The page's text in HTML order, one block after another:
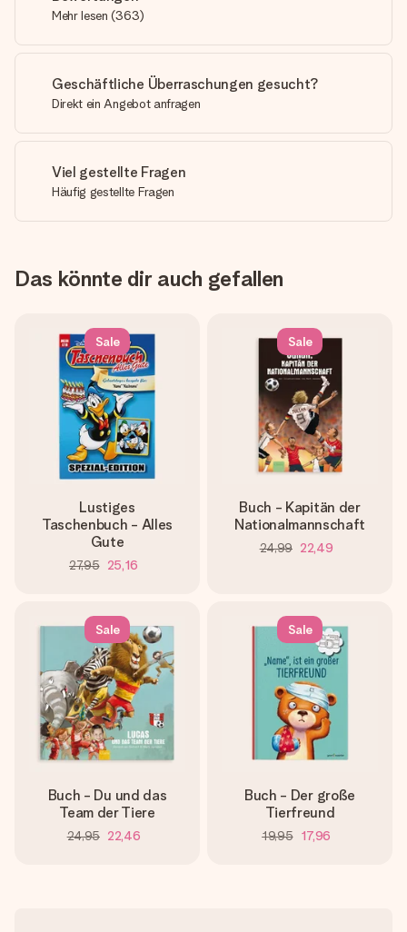
Mehr lesen (363)
Geschäftliche Überraschungen gesucht?
Direkt ein Angebot anfragen
Viel gestellte Fragen
Häufig gestellte Fragen
Das könnte dir auch gefallen
Sale
Lustiges
Taschenbuch - Alles
Gute
27,95 25,16
Sale
Buch - Kapitän der
Nationalmannschaft
24,99 22,49
Sale
Buch - Du und das
Team der Tiere
24,95 22,46
Sale
Buch - Der große
Tierfreund
19,95 17,96